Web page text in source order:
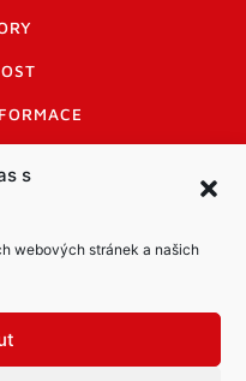
s
webových stránek a našich
MANUÁL